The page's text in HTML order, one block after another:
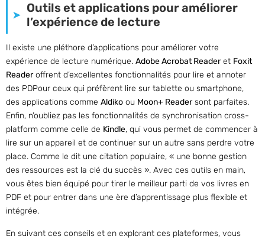
Outils et applications pour améliorer
l’expérience de lecture
Il existe une pléthore d’applications pour améliorer votre
expérience de lecture numérique. Adobe Acrobat Readeret Foxit
Readeroffrent d’excellentes fonctionnalités pour lire et annoter
des PDPour ceux qui préfèrent lire sur tablette ou smartphone,
des applications comme Aldiko ou Moon+ Readersont parfaites.
Enfin, n’oubliez pas les fonctionnalités de synchronisation cross-
platform comme celle de Kindle, qui vous permet de commencer à
lire sur un appareil et de continuer sur un autre sans perdre votre
place. Comme le dit une citation populaire, « une bonne gestion
des ressources est la clé du succès ». Avec ces outils en main,
vous êtes bien équipé pour tirer le meilleur parti de vos livres en
PDF et pour entrer dans une ère d’apprentissage plus flexible et
intégrée.
En suivant ces conseils et en explorant ces plateformes, vous